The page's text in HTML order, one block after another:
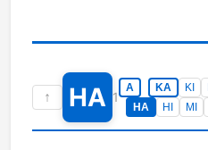
↑ HA 1
A KA KI
HA
HI MI